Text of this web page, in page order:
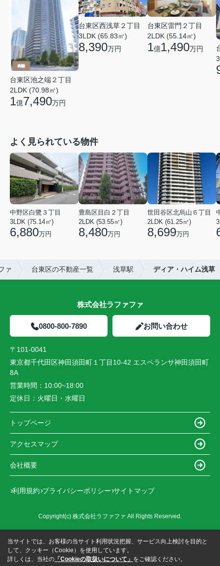
台東区池之端２丁目
2LDK (70.98㎡)
1億7,490万円
台東区西浅草２丁目
3LDK (65.83㎡)
8,390万円
台東区雷門２丁目
2LDK (55.14㎡)
1億1,490万円
よく見られている物件
中野区白鷺３丁目
3LDK (75.14㎡)
6,880万円
豊島区目白２丁目
2LDK (53.55㎡)
8,480万円
世田谷区北烏山６丁目
2LDK (61.25㎡)
8,699万円
ァ 台東区の不動産一覧 浅草駅 ディア・ハイム浅草
株式会社ラファファ
0800-800-7890 お問い合わせ
〒101-0041
東京都千代田区神田須田町１丁目10-42 エスペランサ神田須田町
8A
営業時間： 10:00~18:00
定休日： 火曜日・水曜日
トップページ
アクセスマップ
会社概要
利用規約 プライバシーポリシー サイトマップ
Copyright(c) 株式会社ラファファ All Rights Reserved.
当サイトでは、お客様の当サイト利用状況把握、サービス向上検討を目的と
して、クッキー（Cookie）を使用しています。
詳しくは、当社の 「Cookieの取扱いについて」 をご確認ください。